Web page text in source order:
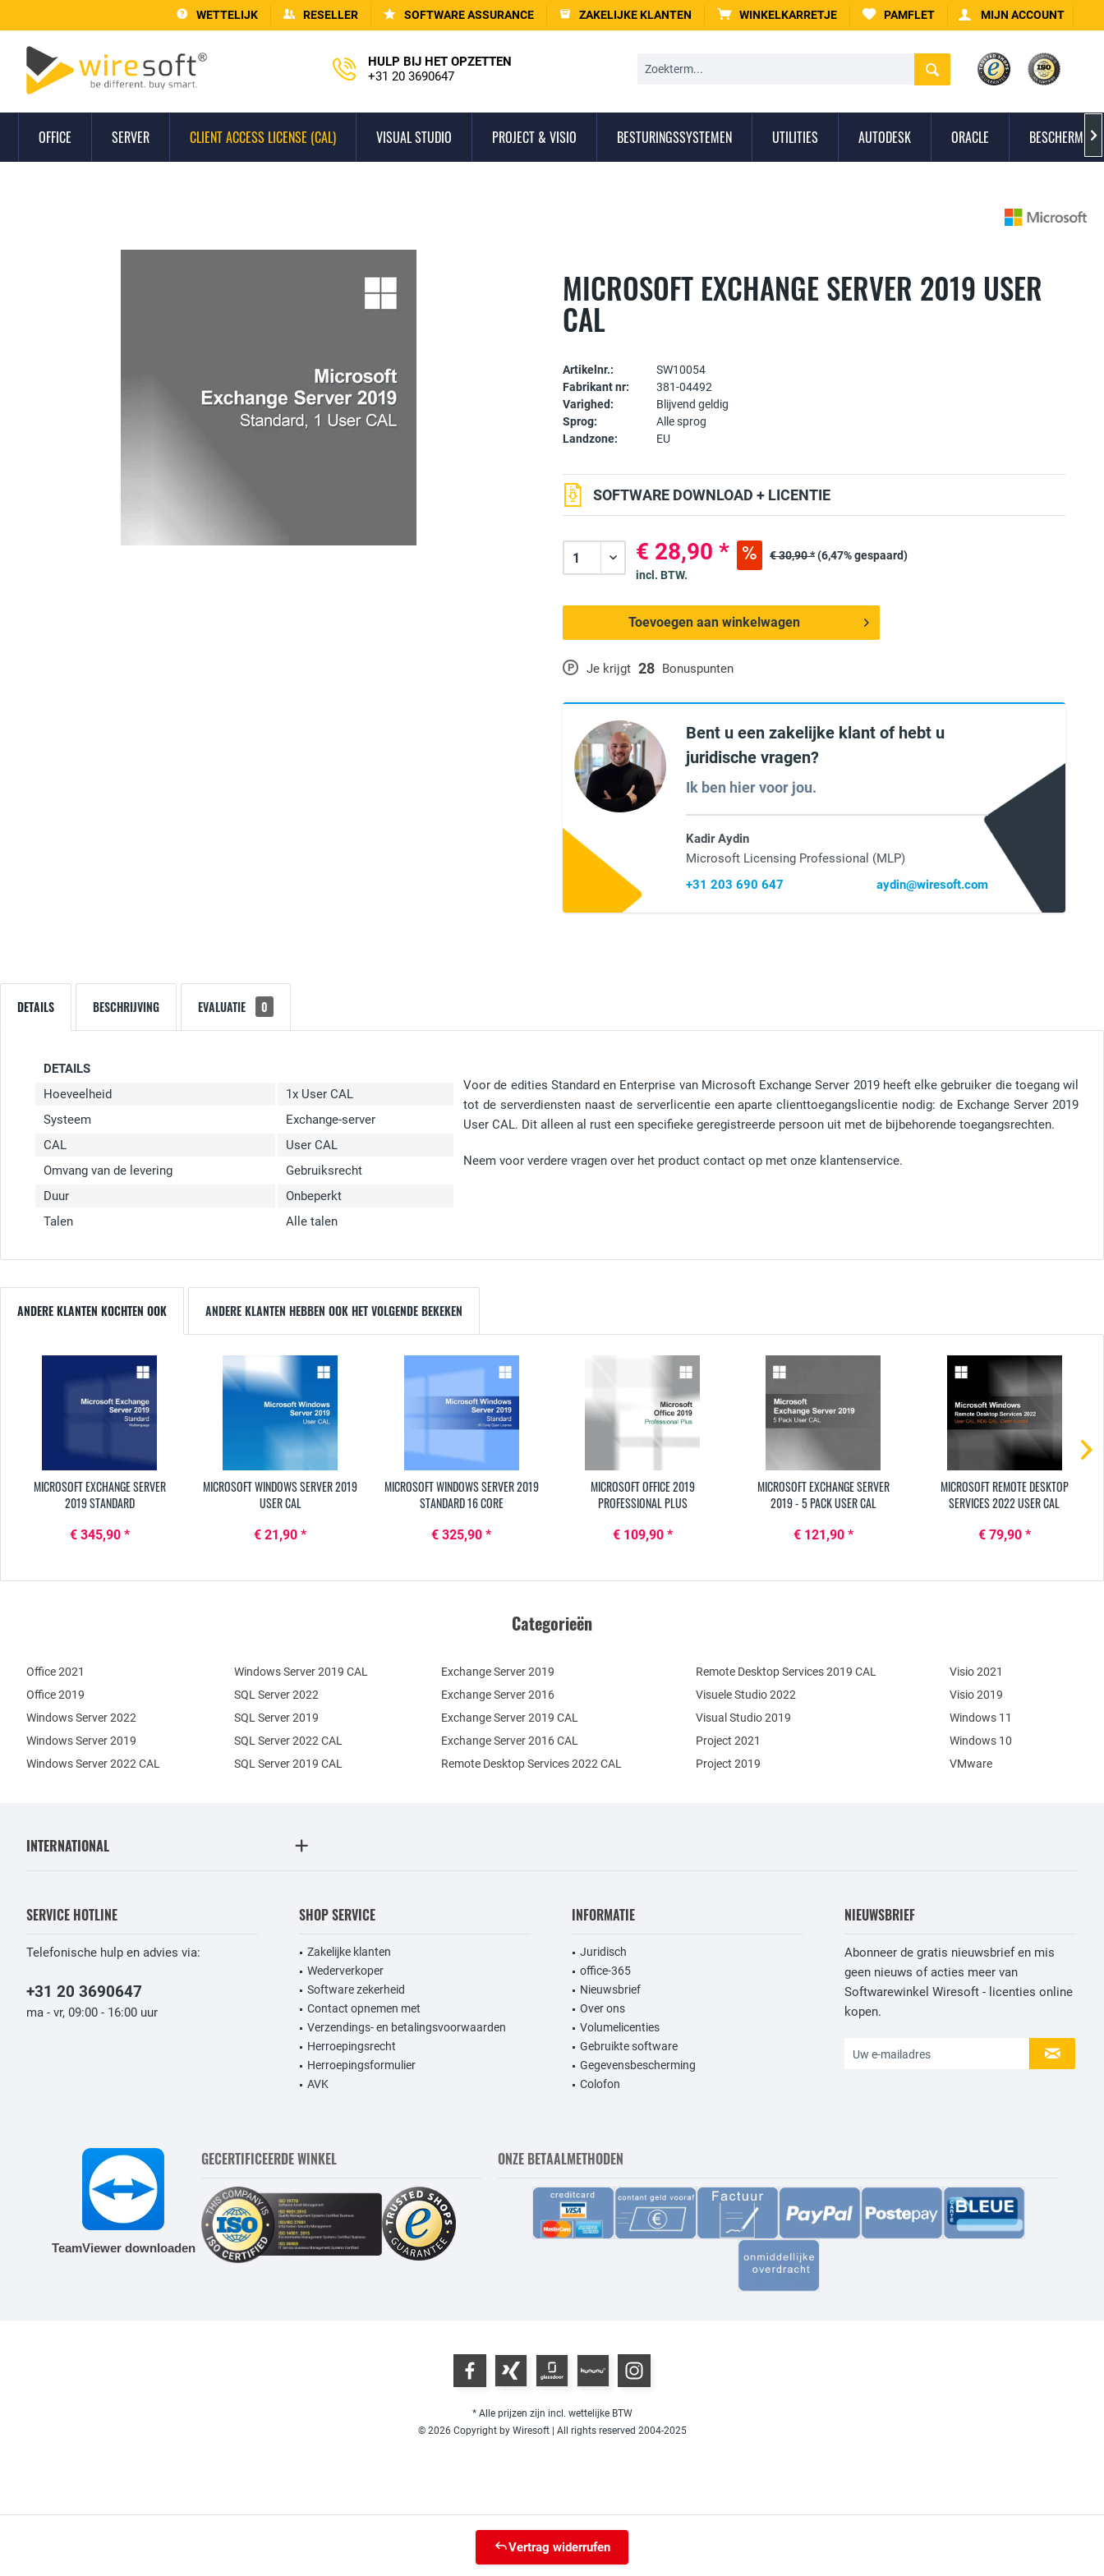
WETTELIJK RESELLER SOFTWARE ASSURANCE ZAKELIJKE KLANTEN WINKELKARRETJE PAMFLET MIJN ACCOUNT
HULP BIJ HET OPZETTEN
+31 20 3690647
OFFICE SERVER CLIENT ACCESS LICENSE (CAL) VISUAL STUDIO PROJECT & VISIO BESTURINGSSYSTEMEN UTILITIES AUTODESK ORACLE 
MICROSOFT EXCHANGE SERVER 2019 USER
CAL
Artikelnr.:
SW10054
Fabrikant nr:
381-04492
Varighed:
Blijvend geldig
Sprog:
Alle sprog
Landzone:
EU
P Je krijgt 28 Bonuspunten
SOFTWARE DOWNLOAD + LICENTIE
€ 28,90 * € 30,90 *(6,47% gespaard)
incl. BTW.
Toevoegen aan winkelwagen
Bent u een zakelijke klant of hebt u
juridische vragen?
Ik ben hier voor jou.
Kadir Aydin
Microsoft Licensing Professional (MLP)
+31 203 690 647
aydin@wiresoft.com
DETAILS BESCHRIJVING EVALUATIE 0
DETAILS
Hoeveelheid
1x User CAL
Systeem
Exchange-server
CAL
User CAL
Omvang van de levering
Gebruiksrecht
Duur
Onbeperkt
Talen
Alle talen
Voor de edities Standard en Enterprise van Microsoft Exchange Server 2019 heeft elke gebruiker die toegang wil
tot de serverdiensten naast de serverlicentie een aparte clienttoegangslicentie nodig: de Exchange Server 2019
User CAL. Dit alleen al rust een specifieke geregistreerde persoon uit met de bijbehorende toegangsrechten.
Neem voor verdere vragen over het product contact op met onze klantenservice.
ANDERE KLANTEN KOCHTEN OOK ANDERE KLANTEN HEBBEN OOK HET VOLGENDE BEKEKEN
MICROSOFT EXCHANGE SERVER
2019 STANDARD
€ 345,90 *
MICROSOFT WINDOWS SERVER 2019
USER CAL
€ 21,90 *
MICROSOFT WINDOWS SERVER 2019
STANDARD 16 CORE
€ 325,90 *
MICROSOFT OFFICE 2019
PROFESSIONAL PLUS
€ 109,90 *
MICROSOFT EXCHANGE SERVER
2019 - 5 PACK USER CAL
€ 121,90 *
MICROSOFT REMOTE DESKTOP
SERVICES 2022 USER CAL
€ 79,90 *
Categorieën
Office 2021
Office 2019
Windows Server 2022
Windows Server 2019
Exchange Server 2019
Exchange Server 2016
SQL Server 2022
SQL Server 2019
Windows Server 2022 CAL
Windows Server 2019 CAL
SQL Server 2022 CAL
SQL Server 2019 CAL
Remote Desktop Services 2022 CAL
Remote Desktop Services 2019 CAL
Exchange Server 2019 CAL
Exchange Server 2016 CAL
Visuele Studio 2022
Visual Studio 2019
Project 2021
Project 2019
Visio 2021
Visio 2019
Windows 11
Windows 10
VMware
INTERNATIONAL
SERVICE HOTLINE
Telefonische hulp en advies via:
+31 20 3690647
ma - vr, 09:00 - 16:00 uur
SHOP SERVICE
Zakelijke klanten
Wederverkoper
Software zekerheid
Contact opnemen met
Verzendings- en betalingsvoorwaarden
Herroepingsrecht
Herroepingsformulier
AVK
INFORMATIE
Juridisch
office-365
Nieuwsbrief
Over ons
Volumelicenties
Gebruikte software
Gegevensbescherming
Colofon
NIEUWSBRIEF
Abonneer de gratis nieuwsbrief en mis
geen nieuws of acties meer van
Softwarewinkel Wiresoft - licenties online
kopen.
TeamViewer downloaden
GECERTIFICEERDE WINKEL ONZE BETAALMETHODEN
* Alle prijzen zijn incl. wettelijke BTW
© 2026 Copyright by Wiresoft | All rights reserved 2004-2025
Vertrag widerrufen